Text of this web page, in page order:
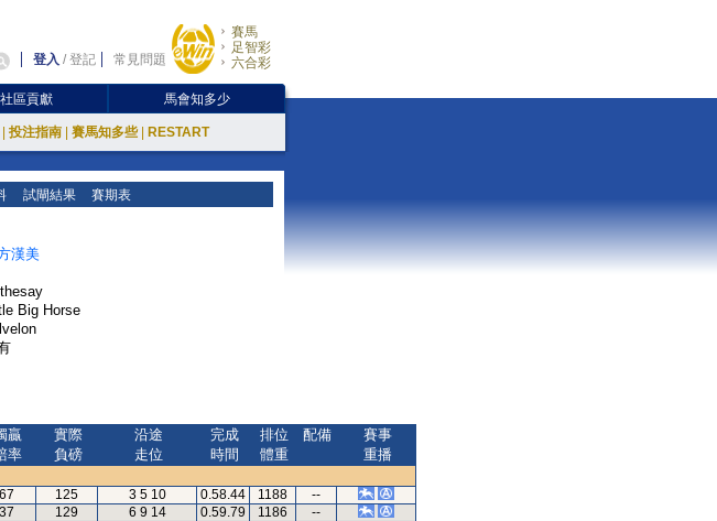
登入 /登記 常見問題
賽馬
足智彩
六合彩
區貢獻 馬會知多少
投注指南 賽馬知多些 RESTART
試閘結果 賽期表
漢美
Big Horse
贏
率
實際
負磅
沿途
走位
完成
時間
排位
體重
配備
賽事
重播
67 125 3 5 10 0.58.44 1188
--
37 129 6 9 14 0.59.79 1186
--